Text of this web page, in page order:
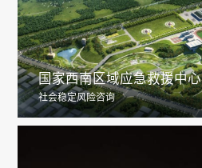
国家西南区域应急救援中心
社会稳定风险咨询